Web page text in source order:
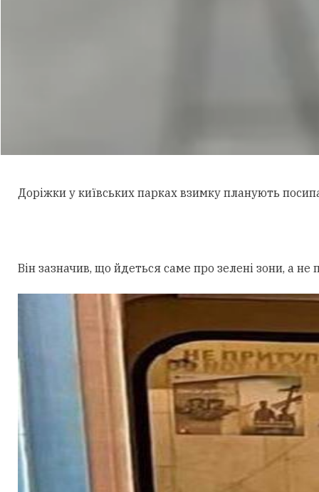
Доріжки у київських парках взимку планують
Він зазначив, що йдеться саме про зелені зони, а не